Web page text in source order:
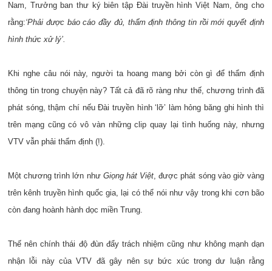
Nam, Trưởng ban thư ký biên tập Đài truyền hình Việt Nam, ông cho
rằng:‘Phải được báo cáo đầy đủ, thẩm định thông tin rồi mới quyết định
hình thức xử lý’.
Khi nghe câu nói này, người ta hoang mang bởi còn gì để thẩm định
thông tin trong chuyện này? Tất cả đã rõ ràng như thế, chương trình đã
phát sóng, thậm chí nếu Đài truyền hình ‘lỡ’ làm hỏng băng ghi hình thì
trên mạng cũng có vô vàn những clip quay lại tình huống này, nhưng
VTV vẫn phải thẩm định (!).
Một chương trình lớn như Giọng hát Việt, được phát sóng vào giờ vàng
trên kênh truyền hình quốc gia, lại có thể nói như vậy trong khi cơn bão
còn đang hoành hành dọc miền Trung.
Thế nên chính thái độ đùn đẩy trách nhiệm cũng như không mạnh dạn
nhận lỗi này của VTV đã gây nên sự bức xúc trong dư luận rằng